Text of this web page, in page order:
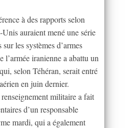
à des rapports selon
Unis auraient mené une série
les systèmes d’armes
l’armée iranienne a abattu un
selon Téhéran, serait entré
en juin dernier.
militaire a fait
d’un responsable
mardi, qui a également